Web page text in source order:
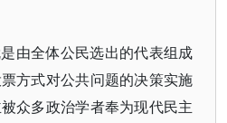
由全体公民选出的代表组成
方式对公共问题的决策实施
众多政治学者奉为现代民主